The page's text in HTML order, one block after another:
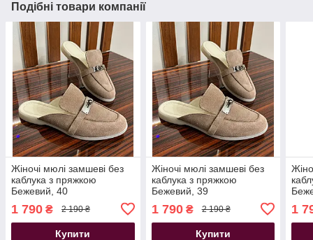
Подібні товари компанії
Жіночі мюлі замшеві без
каблука з пряжкою
Бежевий, 40
1 790 ₴ 2 190 ₴
Купити
Жіночі мюлі замшеві без
каблука з пряжкою
Бежевий, 39
1 790₴ 2 190 ₴
Купити
1